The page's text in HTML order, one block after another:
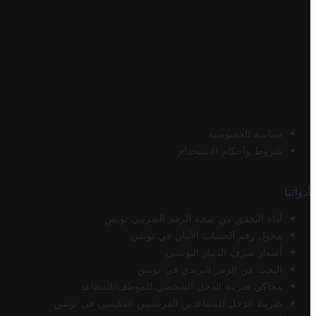
سياسة الخصوصية
شروط وأحكام الاستخدام
أدواتنا
أداة التحقق من صحة الرقم الضريبي تونس
محول رقم الحساب الآيبان في تونس
أسعار صرف الدينار التونسي
البحث عن الرمز البريدي في تونس
محاكي ضريبة الدخل الشخصي للموظف/المتقاعد
ضريبة الدخل للمتقاعدين الفرنسيين المقيمين في تونس